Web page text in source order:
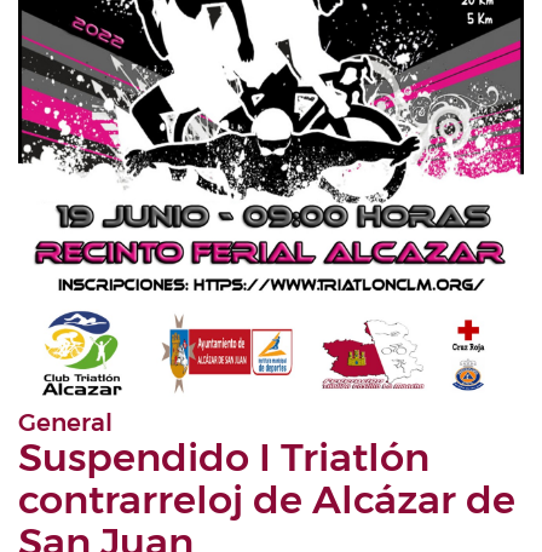
General
Suspendido I Triatlón
contrarreloj de Alcázar de
San Juan